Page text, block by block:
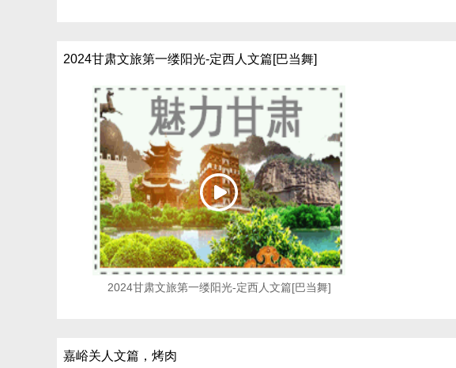
2024甘肃文旅第一缕阳光-定西人文篇[巴当舞]
2024甘肃文旅第一缕阳光-定西人文篇[巴当舞]
嘉峪关人文篇，烤肉